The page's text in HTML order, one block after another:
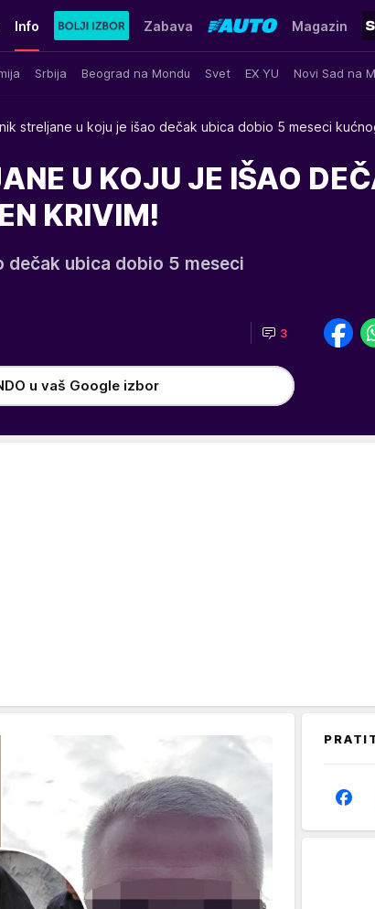
Info
Srbija Beograd na Mondu Svet EX YU Novi Sad na
Zabava Magazin
streljane u koju je išao dečak ubica dobio 5 meseci
U KOJU JE IŠAO
KRIVIM!
dečak ubica dobio 5 meseci
3
u vaš Google izbor